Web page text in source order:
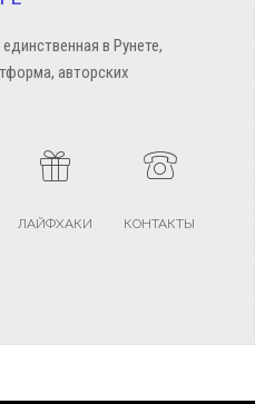
в Рунете,
авторских
ЛАЙФХАКИ КОНТАКТЫ